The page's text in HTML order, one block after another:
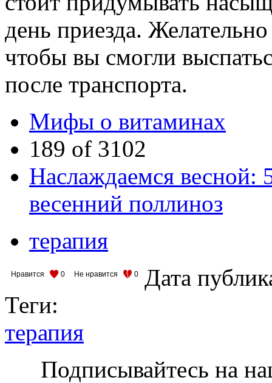
день приезда.
чтобы вы смогли
после транспорта.
Мифы о витаминах
189 of 3102
Наслаждаемся весной:
весенний поллиноз
терапия
Нравится 0 Не нравится 0
Дата
Теги:
терапия
Подписывайтесь на